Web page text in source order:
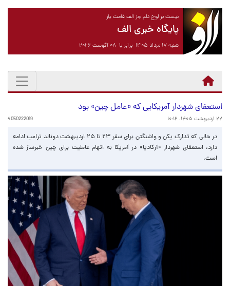
نیست بر لوح دلم جز الف قامت یار
پایگاه خبری الف
شنبه ۱۷ مرداد ۱۴۰۵ برابر با ۰۸ آگوست ۲۰۲۶
استعفای شهردار آمریکایی که «عامل چین» بود
۲۲ اردیبهشت ۱۴۰۵، ۱۰:۱۲ 4050222019
در حالی که تدارک پکن و واشنگتن برای سفر ۲۳ تا ۲۵ اردیبهشت دونالد ترامپ ادامه
دارد، استعفای شهردار «آرکادیا» در آمریکا به اتهام عاملیت برای چین خبرساز شده
است.